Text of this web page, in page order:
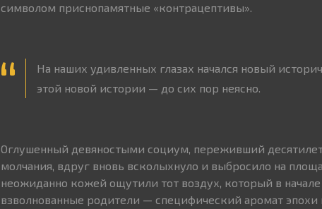
символом приснопамятные «контрацептивы».
На наших удивленных глазах начался новый
этой новой истории — до сих пор неясно.
Оглушенный девяностыми социум, переживший
молчания, вдруг вновь всколыхнуло и выбросило на
неожиданно кожей ощутили тот воздух, который в
взволнованные родители — специфический аромат